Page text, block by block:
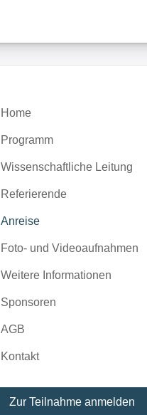
Home
Programm
Wissenschaftliche Leitung
Referierende
Anreise
Foto- und Videoaufnahmen
Weitere Informationen
Sponsoren
AGB
Kontakt
Zur Teilnahme anmelden